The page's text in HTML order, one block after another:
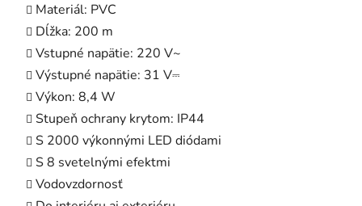
Materiál: PVC
Dĺžka: 200 m
Vstupné napätie: 220 V~
Výstupné napätie: 31 V⎓
Výkon: 8,4 W
Stupeň ochrany krytom: IP44
S 2000 výkonnými LED diódami
S 8 svetelnými efektmi
Vodovzdornosť